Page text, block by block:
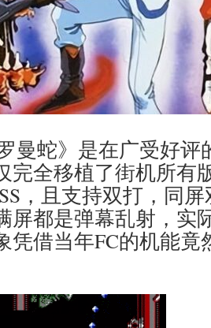
曼蛇》是在广受好评
完全移植了街机所有
，且支持双打，同
屏都是弹幕乱射，实
凭借当年FC的机能